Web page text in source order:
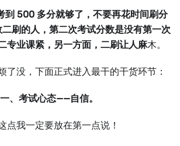
到 500 多分就够了，不要再花时间刷分
刷的人，第二次考试分数是没有第一次
专业课紧，另一方面，二刷让人麻木。
了没，下面正式进入最干的干货环节：
一、考试心态——自信。
点我一定要放在第一点说！